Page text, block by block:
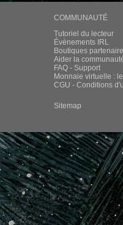
COMMUNAUTÉ
Tutoriel du lecteur
Évènements IRL
Boutiques
Aider la
FAQ - Support
Monnaie virtuelle :
CGU - Conditions
Sitemap